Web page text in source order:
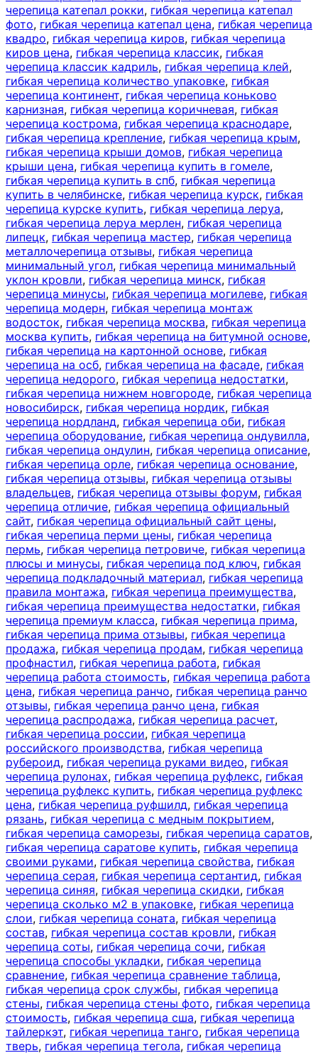
черепица катепал рокки, гибкая черепица катепал
фото, гибкая черепица катепал цена, гибкая черепица
квадро, гибкая черепица киров, гибкая черепица
киров цена, гибкая черепица классик, гибкая
черепица классик кадриль, гибкая черепица клей,
гибкая черепица количество упаковке, гибкая
черепица континент, гибкая черепица коньково
карнизная, гибкая черепица коричневая, гибкая
черепица кострома, гибкая черепица краснодаре,
гибкая черепица крепление, гибкая черепица крым,
гибкая черепица крыши домов, гибкая черепица
крыши цена, гибкая черепица купить в гомеле,
гибкая черепица купить в спб, гибкая черепица
купить в челябинске, гибкая черепица курск, гибкая
черепица курске купить, гибкая черепица леруа,
гибкая черепица леруа мерлен, гибкая черепица
липецк, гибкая черепица мастер, гибкая черепица
металлочерепица отзывы, гибкая черепица
минимальный угол, гибкая черепица минимальный
уклон кровли, гибкая черепица минск, гибкая
черепица минусы, гибкая черепица могилеве, гибкая
черепица модерн, гибкая черепица монтаж
водосток, гибкая черепица москва, гибкая черепица
москва купить, гибкая черепица на битумной основе,
гибкая черепица на картонной основе, гибкая
черепица на осб, гибкая черепица на фасаде, гибкая
черепица недорого, гибкая черепица недостатки,
гибкая черепица нижнем новгороде, гибкая черепица
новосибирск, гибкая черепица нордик, гибкая
черепица нордланд, гибкая черепица оби, гибкая
черепица оборудование, гибкая черепица ондувилла,
гибкая черепица ондулин, гибкая черепица описание,
гибкая черепица орле, гибкая черепица основание,
гибкая черепица отзывы, гибкая черепица отзывы
владельцев, гибкая черепица отзывы форум, гибкая
черепица отличие, гибкая черепица официальный
сайт, гибкая черепица официальный сайт цены,
гибкая черепица перми цены, гибкая черепица
пермь, гибкая черепица петровиче, гибкая черепица
плюсы и минусы, гибкая черепица под ключ, гибкая
черепица подкладочный материал, гибкая черепица
правила монтажа, гибкая черепица преимущества,
гибкая черепица преимущества недостатки, гибкая
черепица премиум класса, гибкая черепица прима,
гибкая черепица прима отзывы, гибкая черепица
продажа, гибкая черепица продам, гибкая черепица
профнастил, гибкая черепица работа, гибкая
черепица работа стоимость, гибкая черепица работа
цена, гибкая черепица ранчо, гибкая черепица ранчо
отзывы, гибкая черепица ранчо цена, гибкая
черепица распродажа, гибкая черепица расчет,
гибкая черепица россии, гибкая черепица
российского производства, гибкая черепица
рубероид, гибкая черепица руками видео, гибкая
черепица рулонах, гибкая черепица руфлекс, гибкая
черепица руфлекс купить, гибкая черепица руфлекс
цена, гибкая черепица руфшилд, гибкая черепица
рязань, гибкая черепица с медным покрытием,
гибкая черепица саморезы, гибкая черепица саратов,
гибкая черепица саратове купить, гибкая черепица
своими руками, гибкая черепица свойства, гибкая
черепица серая, гибкая черепица сертантид, гибкая
черепица синяя, гибкая черепица скидки, гибкая
черепица сколько м2 в упаковке, гибкая черепица
слои, гибкая черепица соната, гибкая черепица
состав, гибкая черепица состав кровли, гибкая
черепица соты, гибкая черепица сочи, гибкая
черепица способы укладки, гибкая черепица
сравнение, гибкая черепица сравнение таблица,
гибкая черепица срок службы, гибкая черепица
стены, гибкая черепица стены фото, гибкая черепица
стоимость, гибкая черепица сша, гибкая черепица
тайлеркэт, гибкая черепица танго, гибкая черепица
тверь, гибкая черепица тегола, гибкая черепица